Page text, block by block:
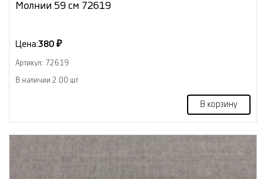
Молнии 59 см 72619
Цена:380 ₽
Артикул: 72619
В наличии 2.00 шт
В корзину